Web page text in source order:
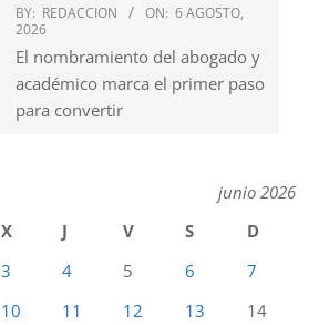
BY: REDACCION ON: 6 AGOSTO,
2026
El nombramiento del abogado y
académico marca el primer paso
para convertir
junio 2026
X J V S
D
3 4 5 6
7
10 11 12 13
14